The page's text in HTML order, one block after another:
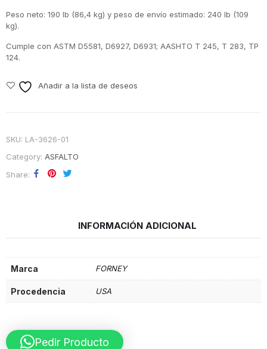
Peso neto: 190 lb (86,4 kg) y peso de envío estimado: 240 lb (109
kg).
Cumple con ASTM D5581, D6927, D6931; AASHTO T 245, T 283, TP
124.
Añadir a la lista de deseos
SKU: LA-3626-01
Category: ASFALTO
Share
INFORMACIÓN ADICIONAL
Marca FORNEY
Procedencia USA
Pedir Producto